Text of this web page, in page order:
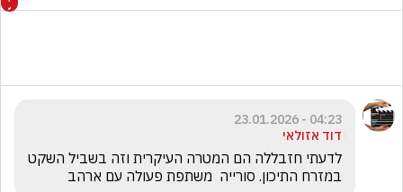
04:23 - 23.01.2026
דוד אזולאי
במזרח התיכון. סורייה  משתפת פעולה עם ארהב